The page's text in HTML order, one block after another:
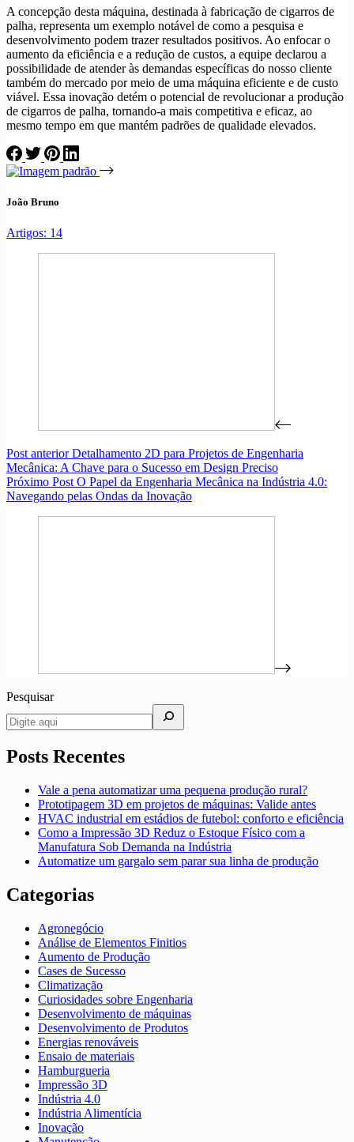
A concepção desta máquina, destinada à fabricação de cigarros de
palha, representa um exemplo notável de como a pesquisa e
desenvolvimento podem trazer resultados positivos. Ao enfocar o
aumento da eficiência e a redução de custos, a equipe declarou a
possibilidade de atender às demandas específicas do nosso cliente
também do mercado por meio de uma máquina eficiente e de custo
viável. Essa inovação detém o potencial de revolucionar a produção
de cigarros de palha, tornando-a mais competitiva e eficaz, ao
mesmo tempo em que mantém padrões de qualidade elevados.
João Bruno
Artigos: 14
Post anteriorDetalhamento 2D para Projetos de Engenharia
Mecânica: A Chave para o Sucesso em Design Preciso
Próximo Post O Papel da Engenharia Mecânica na Indústria 4.0:
Navegando pelas Ondas da Inovação
Pesquisar
Posts Recentes
Vale a pena automatizar uma pequena produção rural?
Prototipagem 3D em projetos de máquinas: Valide antes
HVAC industrial em estádios de futebol: conforto e eficiência
Como a Impressão 3D Reduz o Estoque Físico com a
Manufatura Sob Demanda na Indústria
Automatize um gargalo sem parar sua linha de produção
Categorias
Agronegócio
Análise de Elementos Finitios
Aumento de Produção
Cases de Sucesso
Climatização
Curiosidades sobre Engenharia
Desenvolvimento de máquinas
Desenvolvimento de Produtos
Energias renováveis
Ensaio de materiais
Hamburgueria
Impressão 3D
Indústria 4.0
Indústria Alimentícia
Inovação